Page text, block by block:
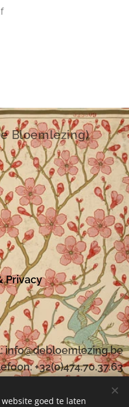
Bloemlezing)
Privacy
info@debloemlezing.be
+32(0)474.70.37.63
goed te laten